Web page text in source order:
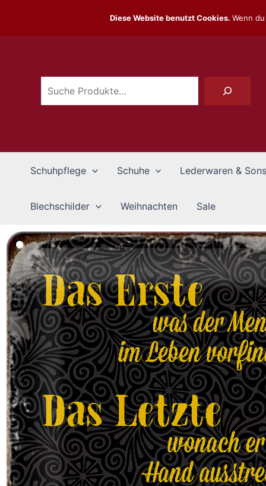
springen Suchen
Schuhpflege Schuhe Lederwaren &
Blechschilder Weihnachten Sale
Diese Website benutzt Cookies. Wenn